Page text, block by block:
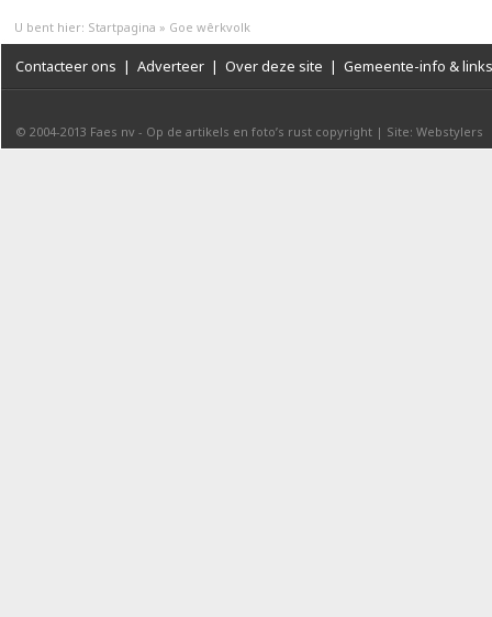
U bent hier: Startpagina » Goe wêrkvolk
Contacteer ons | Adverteer | Over deze site | Gemeente-info & links
© 2004-2013 Faes nv - Op de artikels en foto’s rust copyright | Site: Webstylers